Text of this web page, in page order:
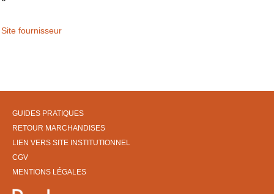
Site fournisseur
GUIDES PRATIQUES
RETOUR MARCHANDISES
LIEN VERS SITE INSTITUTIONNEL
CGV
MENTIONS LÉGALES